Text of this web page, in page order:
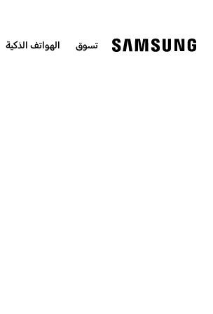
تسوق الهواتف الذكية